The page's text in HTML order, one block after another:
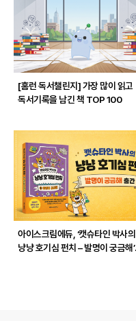
[홈런 독서챌린지]가장 많이 읽고
독서기록을 남긴 책 TOP 100
아이스크림에듀, ‘캣슈타인 박사의
냥냥 호기심 펀치 – 발명이 궁금해’